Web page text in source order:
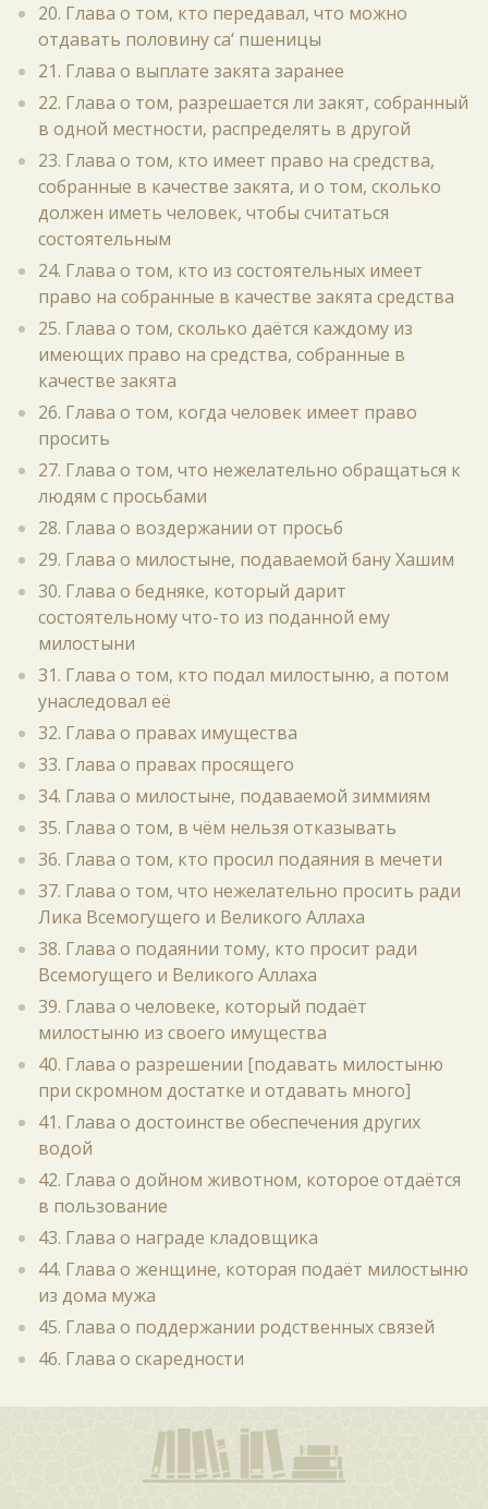
20. Глава о том, кто передавал, что можно
отдавать половину са‘ пшеницы
21. Глава о выплате закята заранее
22. Глава о том, разрешается ли закят, собранный
в одной местности, распределять в другой
23. Глава о том, кто имеет право на средства,
собранные в качестве закята, и о том, сколько
должен иметь человек, чтобы считаться
состоятельным
24. Глава о том, кто из состоятельных имеет
право на собранные в качестве закята средства
25. Глава о том, сколько даётся каждому из
имеющих право на средства, собранные в
качестве закята
26. Глава о том, когда человек имеет право
просить
27. Глава о том, что нежелательно обращаться к
людям с просьбами
28. Глава о воздержании от просьб
29. Глава о милостыне, подаваемой бану Хашим
30. Глава о бедняке, который дарит
состоятельному что-то из поданной ему
милостыни
31. Глава о том, кто подал милостыню, а потом
унаследовал её
32. Глава о правах имущества
33. Глава о правах просящего
34. Глава о милостыне, подаваемой зиммиям
35. Глава о том, в чём нельзя отказывать
36. Глава о том, кто просил подаяния в мечети
37. Глава о том, что нежелательно просить ради
Лика Всемогущего и Великого Аллаха
38. Глава о подаянии тому, кто просит ради
Всемогущего и Великого Аллаха
39. Глава о человеке, который подаёт
милостыню из своего имущества
40. Глава о разрешении [подавать милостыню
при скромном достатке и отдавать много]
41. Глава о достоинстве обеспечения других
водой
42. Глава о дойном животном, которое отдаётся
в пользование
43. Глава о награде кладовщика
44. Глава о женщине, которая подаёт милостыню
из дома мужа
45. Глава о поддержании родственных связей
46. Глава о скаредности